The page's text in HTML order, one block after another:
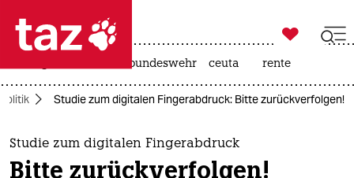
 taz zahl ich
taz zahl ich
themen

taz zahl ich
bundeswehr ceuta rente
Studie zum digitalen Fingerabdruck: Bitte zurückverfolgen!
Studie zum digitalen Fingerabdruck
Bitte zurückverfolgen!